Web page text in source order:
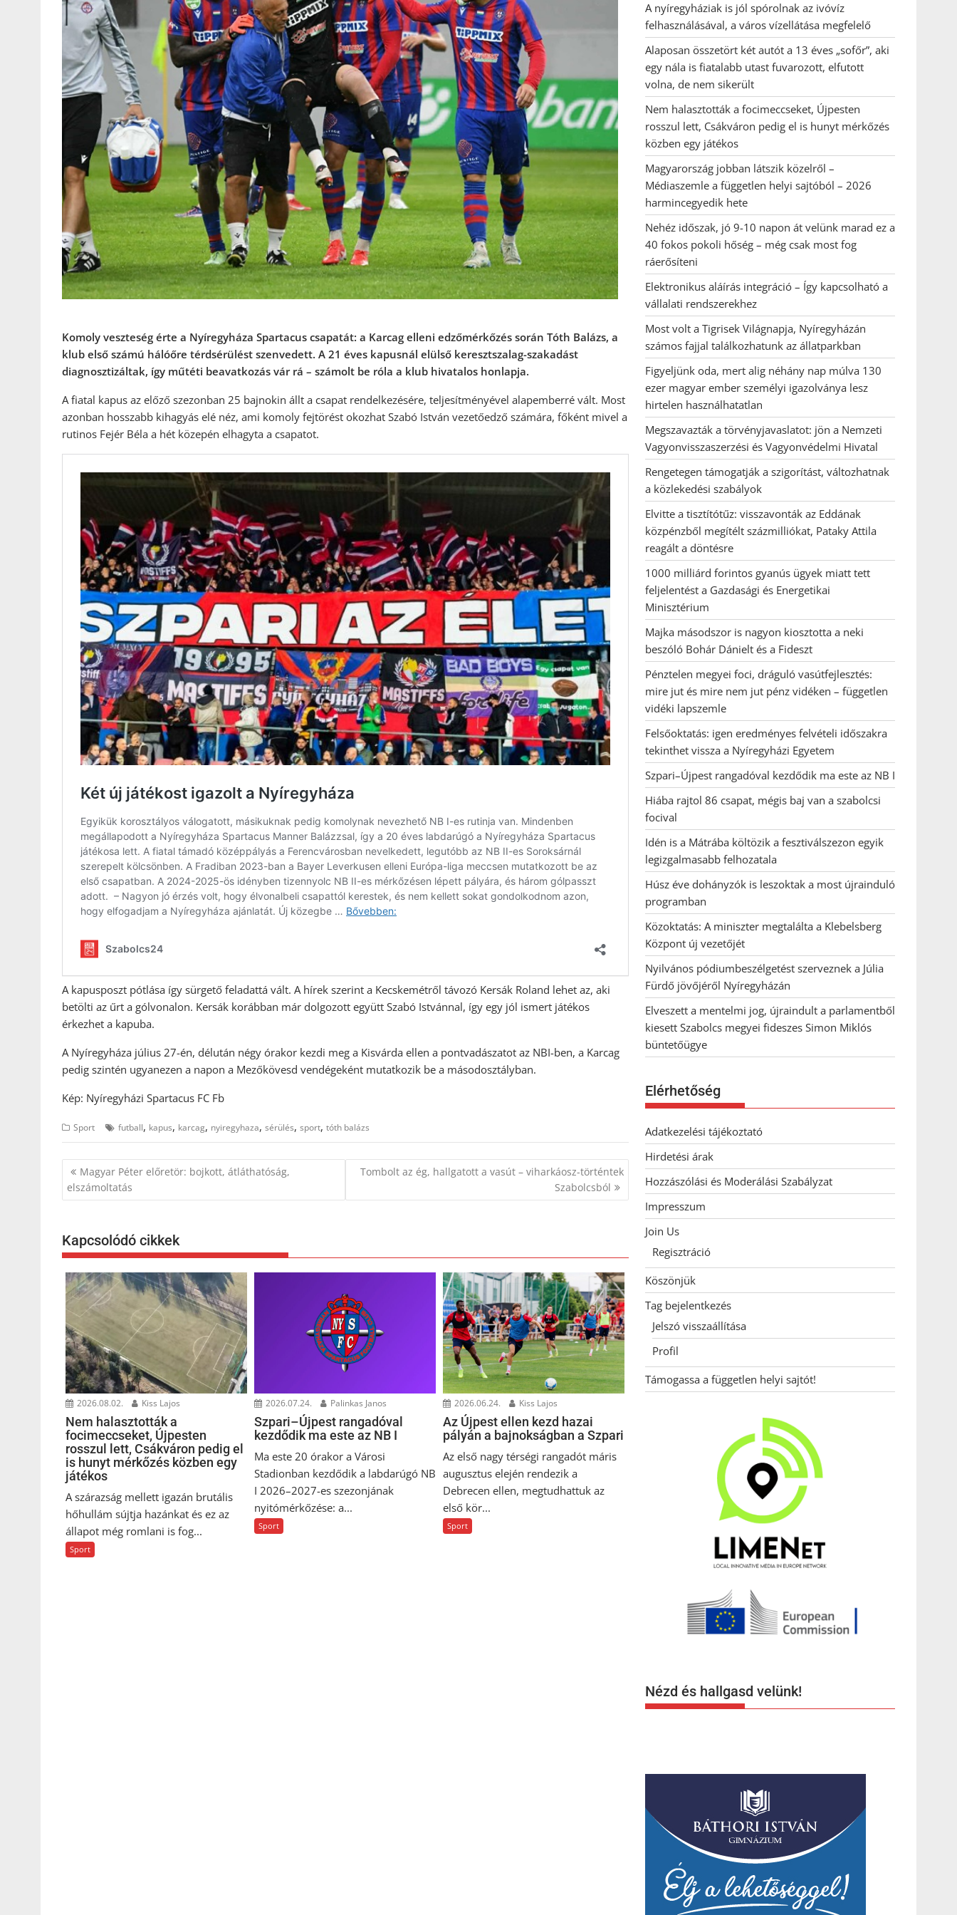
Komoly veszteség érte a Nyíregyháza Spartacus csapatát: a Karcag elleni edzőmérkőzés során Tóth Balázs, a
klub első számú hálóőre térdsérülést szenvedett. A 21 éves kapusnál elülső keresztszalag-szakadást
diagnosztizáltak, így műtéti beavatkozás vár rá – számolt be róla a klub hivatalos honlapja.
A fiatal kapus az előző szezonban 25 bajnokin állt a csapat rendelkezésére, teljesítményével alapemberré vált. Most
azonban hosszabb kihagyás elé néz, ami komoly fejtörést okozhat Szabó István vezetőedző számára, főként mivel a
rutinos Fejér Béla a hét közepén elhagyta a csapatot.
A kapusposzt pótlása így sürgető feladattá vált. A hírek szerint a Kecskemétről távozó Kersák Roland lehet az, aki
betölti az űrt a gólvonalon. Kersák korábban már dolgozott együtt Szabó Istvánnal, így egy jól ismert játékos
érkezhet a kapuba.
A Nyíregyháza július 27-én, délután négy órakor kezdi meg a Kisvárda ellen a pontvadászatot az NBI-ben, a Karcag
pedig szintén ugyanezen a napon a Mezőkövesd vendégeként mutatkozik be a másodosztályban.
Kép: Nyíregyházi Spartacus FC Fb
Sport futball, kapus, karcag, nyiregyhaza, sérülés, sport, tóth balázs
Bejegyzés
navigáció
Magyar Péter előretör: bojkott, átláthatóság,
elszámoltatás
Tombolt az ég, hallgatott a vasút – viharkáosz-történtek
Szabolcsból
Kapcsolódó cikkek
2026.08.02. Kiss Lajos
Nem halasztották a
focimeccseket, Újpesten
rosszul lett, Csákváron pedig el
is hunyt mérkőzés közben egy
játékos
A szárazság mellett igazán brutális
hőhullám sújtja hazánkat és ez az
állapot még romlani is fog...
Sport
2026.07.24. Palinkas Janos
Szpari–Újpest rangadóval
kezdődik ma este az NB I
Ma este 20 órakor a Városi
Stadionban kezdődik a labdarúgó NB
I 2026–2027-es szezonjának
nyitómérkőzése: a...
Sport
2026.06.24. Kiss Lajos
Az Újpest ellen kezd hazai
pályán a bajnokságban a Szpari
Az első nagy térségi rangadót máris
augusztus elején rendezik a
Debrecen ellen, megtudhattuk az
első kör...
Sport
A nyíregyháziak is jól spórolnak az ivóvíz
felhasználásával, a város vízellátása megfelelő
Alaposan összetört két autót a 13 éves „sofőr”, aki
egy nála is fiatalabb utast fuvarozott, elfutott
volna, de nem sikerült
Nem halasztották a focimeccseket, Újpesten
rosszul lett, Csákváron pedig el is hunyt mérkőzés
közben egy játékos
Magyarország jobban látszik közelről –
Médiaszemle a független helyi sajtóból – 2026
harmincegyedik hete
Nehéz időszak, jó 9-10 napon át velünk marad ez a
40 fokos pokoli hőség – még csak most fog
ráerősíteni
Elektronikus aláírás integráció – Így kapcsolható a
vállalati rendszerekhez
Most volt a Tigrisek Világnapja, Nyíregyházán
számos fajjal találkozhatunk az állatparkban
Figyeljünk oda, mert alig néhány nap múlva 130
ezer magyar ember személyi igazolványa lesz
hirtelen használhatatlan
Megszavazták a törvényjavaslatot: jön a Nemzeti
Vagyonvisszaszerzési és Vagyonvédelmi Hivatal
Rengetegen támogatják a szigorítást, változhatnak
a közlekedési szabályok
Elvitte a tisztítótűz: visszavonták az Eddának
közpénzből megítélt százmilliókat, Pataky Attila
reagált a döntésre
1000 milliárd forintos gyanús ügyek miatt tett
feljelentést a Gazdasági és Energetikai
Minisztérium
Majka másodszor is nagyon kiosztotta a neki
beszóló Bohár Dánielt és a Fideszt
Pénztelen megyei foci, dráguló vasútfejlesztés:
mire jut és mire nem jut pénz vidéken – független
vidéki lapszemle
Felsőoktatás: igen eredményes felvételi időszakra
tekinthet vissza a Nyíregyházi Egyetem
Szpari–Újpest rangadóval kezdődik ma este az NB I
Hiába rajtol 86 csapat, mégis baj van a szabolcsi
focival
Idén is a Mátrába költözik a fesztiválszezon egyik
legizgalmasabb felhozatala
Húsz éve dohányzók is leszoktak a most újrainduló
programban
Közoktatás: A miniszter megtalálta a Klebelsberg
Központ új vezetőjét
Nyilvános pódiumbeszélgetést szerveznek a Júlia
Fürdő jövőjéről Nyíregyházán
Elveszett a mentelmi jog, újraindult a parlamentből
kiesett Szabolcs megyei fideszes Simon Miklós
büntetőügye
Elérhetőség
Adatkezelési tájékoztató
Hirdetési árak
Hozzászólási és Moderálási Szabályzat
Impresszum
Join Us
Regisztráció
Köszönjük
Tag bejelentkezés
Jelszó visszaállítása
Profil
Támogassa a független helyi sajtót!
Nézd és hallgasd velünk!